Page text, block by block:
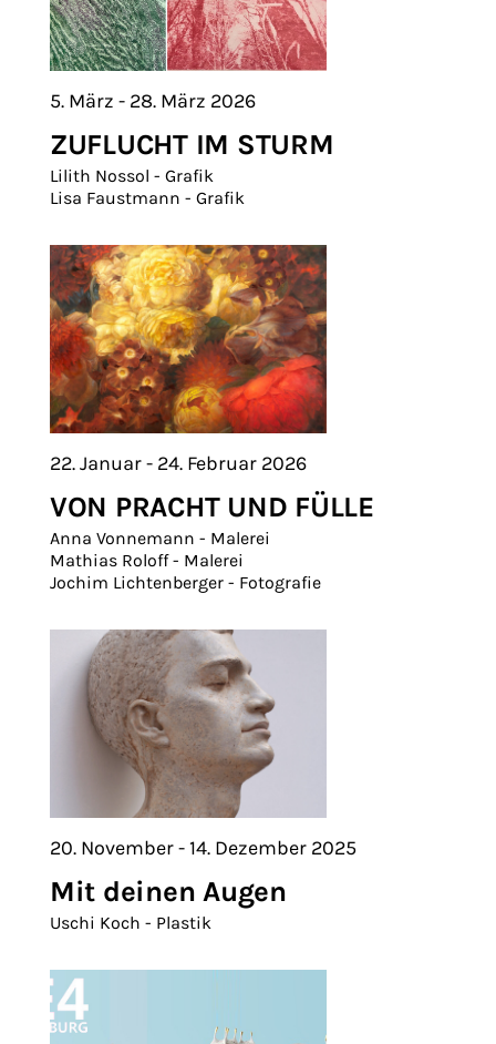
5. März - 28. März 2026
ZUFLUCHT IM STURM
Lilith Nossol - Grafik
Lisa Faustmann - Grafik
22. Januar - 24. Februar 2026
VON PRACHT UND FÜLLE
Anna Vonnemann - Malerei
Mathias Roloff - Malerei
Jochim Lichtenberger - Fotografie
20. November - 14. Dezember 2025
Mit deinen Augen
Uschi Koch - Plastik